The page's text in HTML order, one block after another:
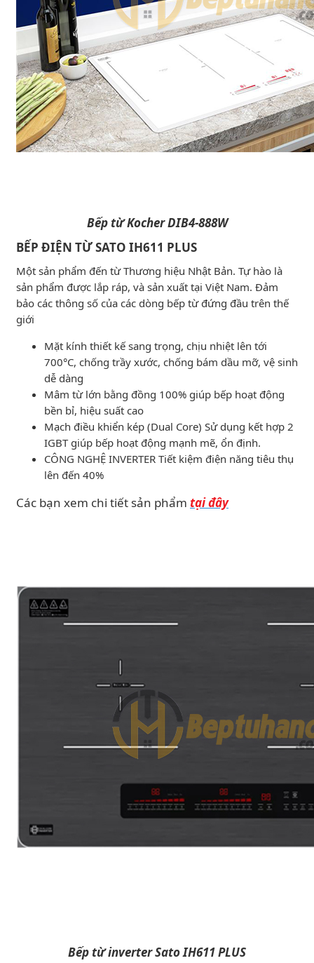
Bếp từ Kocher DIB4-888W
BẾP ĐIỆN TỪ SATO IH611 PLUS
Một sản phẩm đến từ Thương hiệu Nhật Bản. Tự hào là
sản phẩm được lắp ráp, và sản xuất tại Việt Nam. Đảm
bảo các thông số của các dòng bếp từ đứng đầu trên thế
giới
Mặt kính thiết kế sang trọng, chịu nhiệt lên tới
700°C, chống trầy xước, chống bám dầu mỡ, vệ sinh
dễ dàng
Mâm từ lớn bằng đồng 100% giúp bếp hoạt động
bền bỉ, hiệu suất cao
Mạch điều khiển kép (Dual Core) Sử dụng kết hợp 2
IGBT giúp bếp hoạt động mạnh mẽ, ổn định.
CÔNG NGHỆ INVERTER Tiết kiệm điện năng tiêu thụ
lên đến 40%
Các bạn xem chi tiết sản phẩm tại đây
Bếp từ inverter Sato IH611 PLUS